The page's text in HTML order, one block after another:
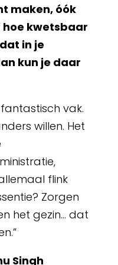
maken, óók
hoe kwetsbaar
in je
kun je daar
fantastisch vak.
willen. Het
flink
Zorgen
het gezin… dat
Singh